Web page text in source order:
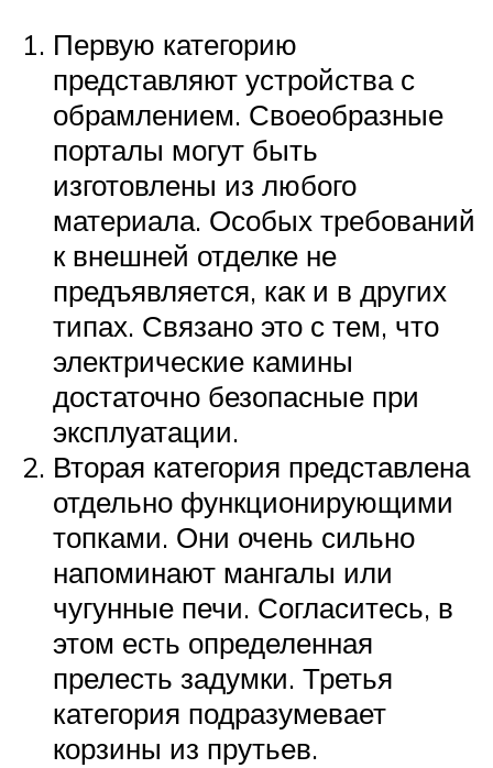
Первую категорию
представляют устройства с
обрамлением. Своеобразные
порталы могут быть
изготовлены из любого
материала. Особых требований
к внешней отделке не
предъявляется, как и в других
типах. Связано это с тем, что
электрические камины
достаточно безопасные при
эксплуатации.
Вторая категория представлена
отдельно функционирующими
топками. Они очень сильно
напоминают мангалы или
чугунные печи. Согласитесь, в
этом есть определенная
прелесть задумки. Третья
категория подразумевает
корзины из прутьев.